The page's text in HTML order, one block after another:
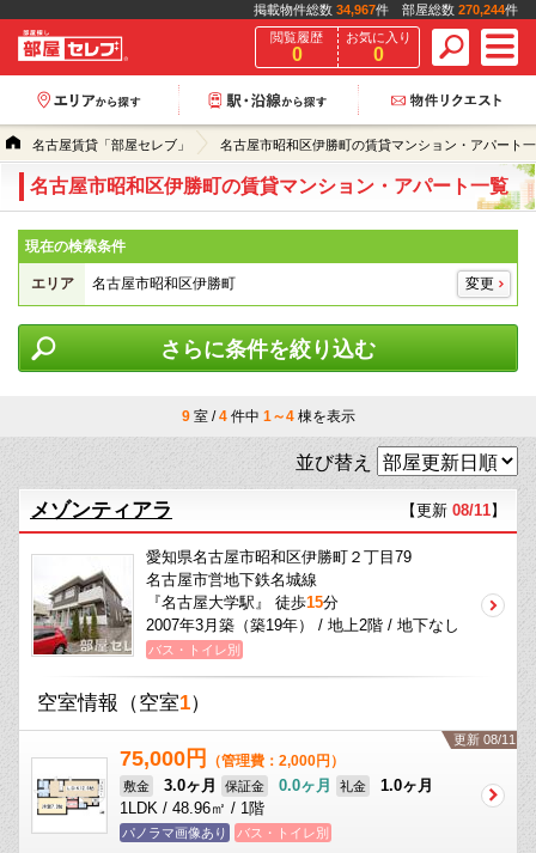
掲載物件総数 34,967件 部屋総数 270,244件
閲覧履歴
0
お気に入り
0
名古屋賃貸「部屋セレブ」 名古屋市昭和区伊勝町の賃貸マンション・アパート
名古屋市昭和区伊勝町の賃貸マンション・アパート一覧
現在の検索条件
エリア 名古屋市昭和区伊勝町 変更
さらに条件を絞り込む
9室 /4件中 1～4棟を表示
並び替え
メゾンティアラ 【更新 08/11】
愛知県名古屋市昭和区伊勝町２丁目79
名古屋市営地下鉄名城線
『名古屋大学駅』 徒歩15分
2007年3月築（築19年） / 地上2階 / 地下なし
バス・トイレ別
空室情報 （空室1）
更新 08/11
75,000円 （管理費：2,000円）
敷金 3.0ヶ月 保証金 0.0ヶ月 礼金
1.0ヶ月
1LDK / 48.96㎡ / 1階
パノラマ画像あり バス・トイレ別